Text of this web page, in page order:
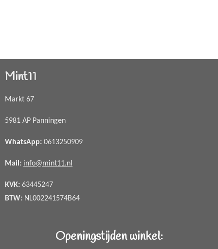
Mint11
Markt 67
5981 AP Panningen
WhatsApp: 0613250909
Mail: info@mint11.nl
KVK: 63445247
BTW: NL002241574B64
Openingstijden winkel: